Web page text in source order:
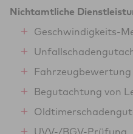
Nichtamtliche
Geschwindigkeits-
Fahrzeugbewertung
Begutachtung von